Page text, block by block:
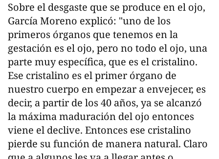
Sobre el desgaste que se produce en el ojo,
García Moreno explicó: "uno de los
primeros órganos que tenemos en la
gestación es el ojo, pero no todo el ojo, una
parte muy específica, que es el cristalino.
Ese cristalino es el primer órgano de
nuestro cuerpo en empezar a envejecer, es
decir, a partir de los 40 años, ya se alcanzó
la máxima maduración del ojo entonces
viene el declive. Entonces ese cristalino
pierde su función de manera natural. Claro